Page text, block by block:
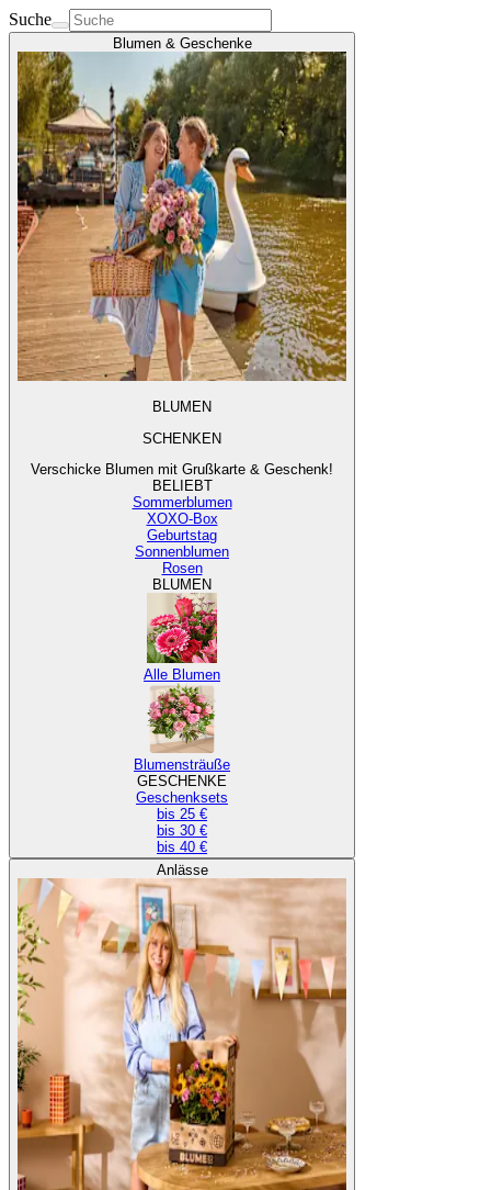
Suche
Blumen & Geschenke
BLUMEN
SCHENKEN
Verschicke Blumen mit Grußkarte & Geschenk!
BELIEBT
Sommerblumen
XOXO-Box
Geburtstag
Sonnenblumen
Rosen
BLUMEN
Alle Blumen
Blumensträuße
GESCHENKE
Geschenksets
bis 25 €
bis 30 €
bis 40 €
Anlässe